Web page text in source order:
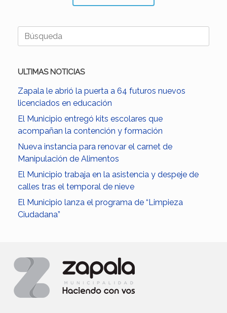
Buscar:
ULTIMAS NOTICIAS
Zapala le abrió la puerta a 64 futuros nuevos
licenciados en educación
El Municipio entregó kits escolares que
acompañan la contención y formación
Nueva instancia para renovar el carnet de
Manipulación de Alimentos
El Municipio trabaja en la asistencia y despeje de
calles tras el temporal de nieve
El Municipio lanza el programa de “Limpieza
Ciudadana”